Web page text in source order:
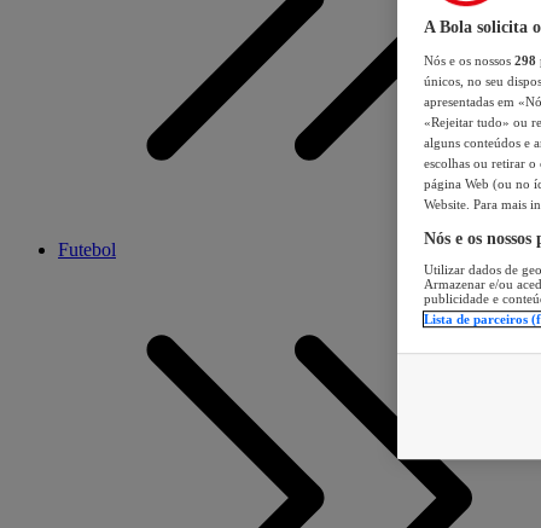
Futebol
A Bola solicita
Nós e os nossos 298
únicos, no seu
apresentadas em
«Rejeitar tudo» ou
alguns conteúdos e
escolhas ou retirar
página Web (ou no
Website. Para mais
Nós e os
Utilizar dados de
Armazenar e/ou
publicidade e
Lista de parceiros